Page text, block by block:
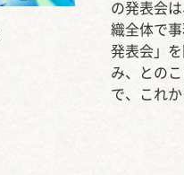
の発表会
織全体で
発表会」
み、との
で、これ